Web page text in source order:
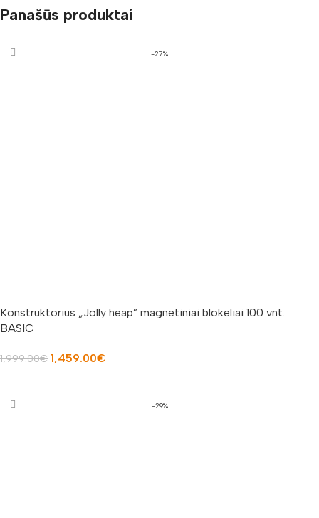
Panašūs produktai
-27%
Konstruktorius „Jolly heap” magnetiniai blokeliai 100 vnt.
BASIC
1,999.00€ 1,459.00€
-29%